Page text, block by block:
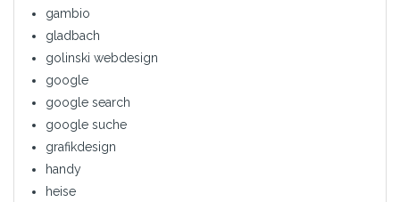
gambio
gladbach
golinski webdesign
google
google search
google suche
grafikdesign
handy
heise